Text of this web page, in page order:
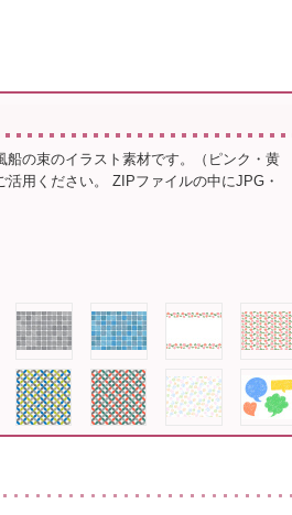
の束のイラスト素材です。（ピンク・黄
用ください。 ZIPファイルの中にJPG・